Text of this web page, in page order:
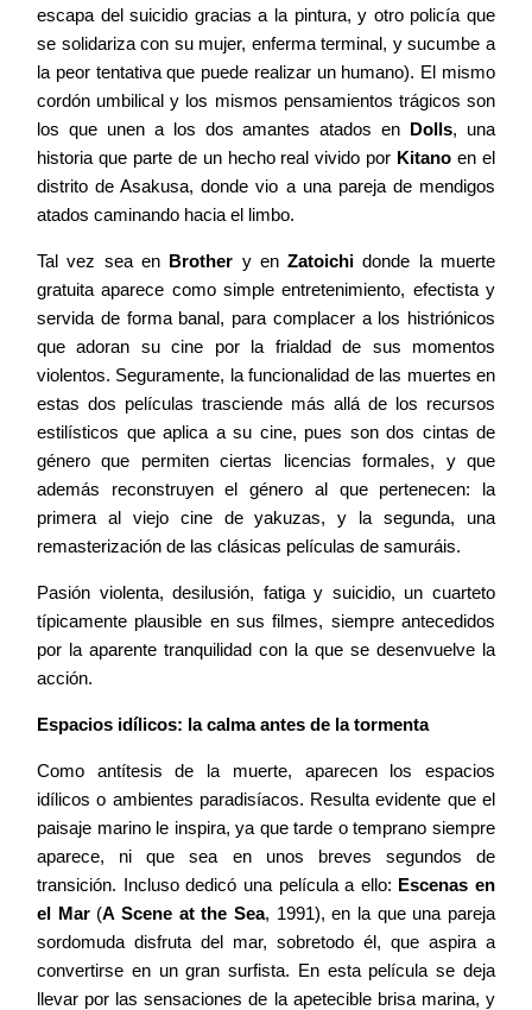
escapa del suicidio gracias a la pintura, y otro policía que
se solidariza con su mujer, enferma terminal, y sucumbe a
la peor tentativa que puede realizar un humano). El mismo
cordón umbilical y los mismos pensamientos trágicos son
los que unen a los dos amantes atados en Dolls, una
historia que parte de un hecho real vivido por Kitano en el
distrito de Asakusa, donde vio a una pareja de mendigos
atados caminando hacia el limbo.
Tal vez sea en Brother y enZatoichi donde la muerte
gratuita aparece como simple entretenimiento, efectista y
servida de forma banal, para complacer a los histriónicos
que adoran su cine por la frialdad de sus momentos
violentos. Seguramente, la funcionalidad de las muertes en
estas dos películas trasciende más allá de los recursos
estilísticos que aplica a su cine, pues son dos cintas de
género que permiten ciertas licencias formales, y que
además reconstruyen el género al que pertenecen: la
primera al viejo cine de yakuzas, y la segunda, una
remasterización de las clásicas películas de samuráis.
Pasión violenta, desilusión, fatiga y suicidio, un cuarteto
típicamente plausible en sus filmes, siempre antecedidos
por la aparente tranquilidad con la que se desenvuelve la
acción.
Espacios idílicos: la calma antes de la tormenta
Como antítesis de la muerte, aparecen los espacios
idílicos o ambientes paradisíacos. Resulta evidente que el
paisaje marino le inspira, ya que tarde o temprano siempre
aparece, ni que sea en unos breves segundos de
transición. Incluso dedicó una película a ello: Escenas en
el Mar(A Scene at the Sea, 1991), en la que una pareja
sordomuda disfruta del mar, sobretodo él, que aspira a
convertirse en un gran surfista. En esta película se deja
llevar por las sensaciones de la apetecible brisa marina, y